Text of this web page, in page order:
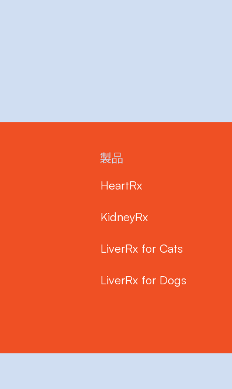
製品
HeartRx
KidneyRx
LiverRx for Cats
LiverRx for Dogs